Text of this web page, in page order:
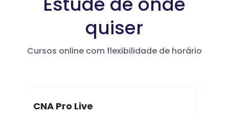
quiser
Cursos online com flexibilidade de horário
CNA Pro Live